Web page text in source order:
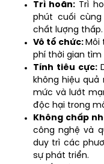
Trì hoãn: Trì
phút cuối
chất lượng thấp.
Vô tổ chức:Môi
phí thời gian tìm
Tính tiêu cực:
không hiệu quả
mức và lướt
độc hại trong
Không chấp
công nghệ và
duy trì các
sự phát triển.